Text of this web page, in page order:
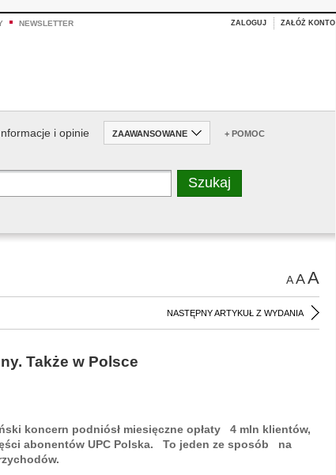
NEWSLETTER ZALOGUJ ZAŁÓŻ KONTO
i opinie ZAAWANSOWANE + POMOC
AAA
NASTĘPNY ARTYKUŁ Z WYDANIA
Także w Polsce
koncern podniósł miesięczne opłaty 4 mln klientów,
abonentów UPC Polska. To jeden ze sposób na